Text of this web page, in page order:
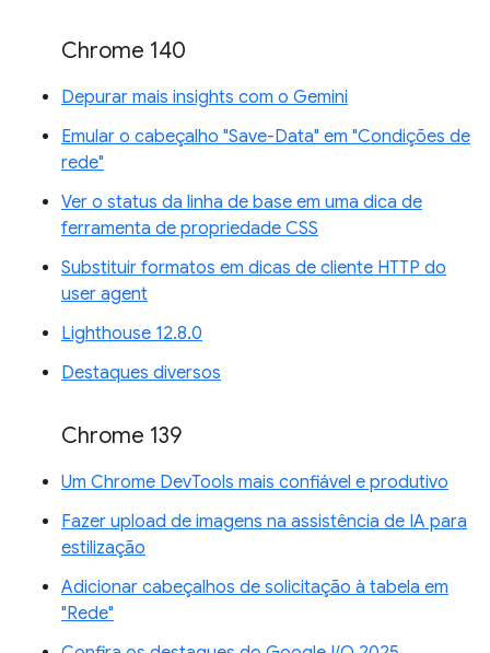
Chrome 140
Depurar mais insights com o Gemini
Emular o cabeçalho "Save-Data" em "Condições de
rede"
Ver o status da linha de base em uma dica de
ferramenta de propriedade CSS
Substituir formatos em dicas de cliente HTTP do
user agent
Lighthouse 12.8.0
Destaques diversos
Chrome 139
Um Chrome DevTools mais confiável e produtivo
Fazer upload de imagens na assistência de IA para
estilização
Adicionar cabeçalhos de solicitação à tabela em
"Rede"